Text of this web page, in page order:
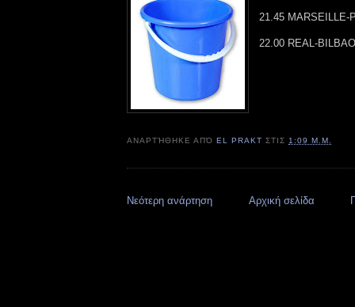
21.45 MARSEILLE-
22.00 REAL-
ΑΝΑΡΤΉΘΗΚΕ ΑΠΌEL PRAKT ΣΤΙΣ1:09 Μ.Μ.
Νεότερη ανάρτηση Αρχική σελίδα